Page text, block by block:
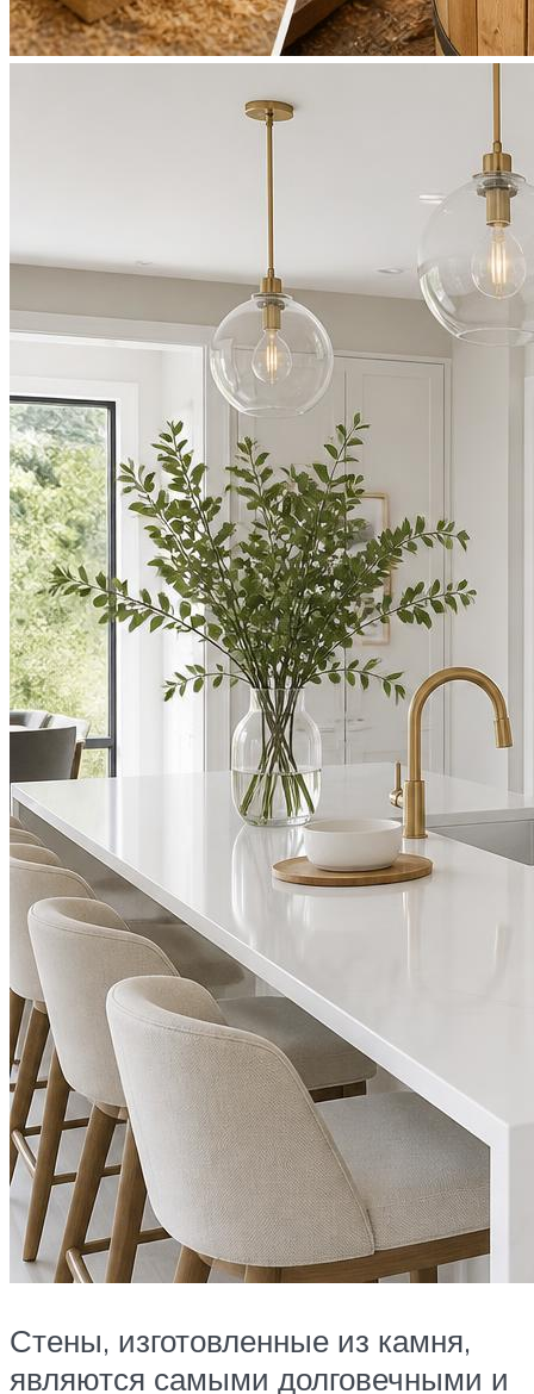
Стены, изготовленные из камня,
являются самыми долговечными и